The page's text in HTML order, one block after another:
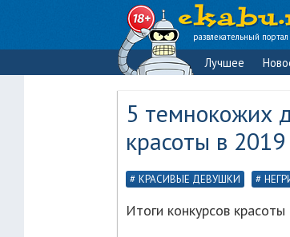
развлекательный портал
Лучшее
5 темнокожих
красоты в
КРАСИВЫЕ ДЕВУШКИ
Итоги конкурсов красоты